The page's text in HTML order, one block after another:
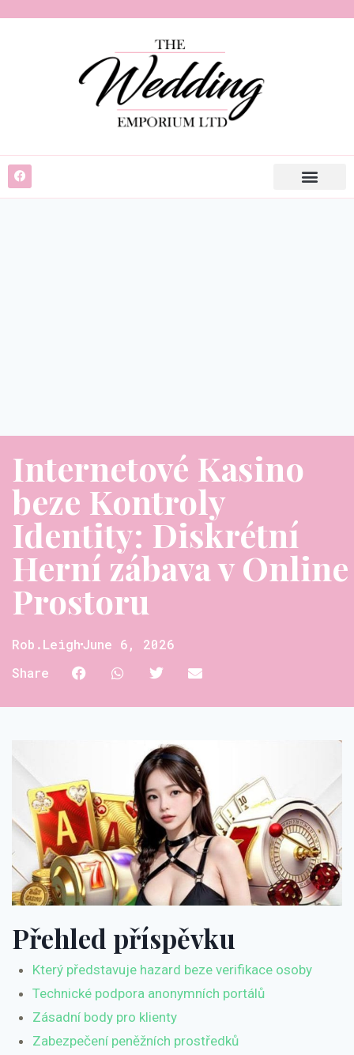
Internetové Kasino
beze Kontroly
Identity: Diskrétní
Herní zábava v Online
Prostoru
Rob.leighJune 6, 2026
Share
Přehled příspěvku
Který představuje hazard beze verifikace osoby
Technické podpora anonymních portálů
Zásadní body pro klienty
Zabezpečení peněžních prostředků